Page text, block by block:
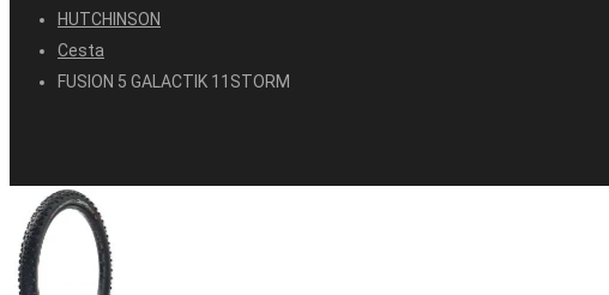
HUTCHINSON
Cesta
FUSION 5 GALACTIK 11STORM